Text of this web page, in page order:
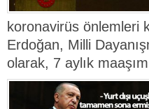
koronavirüs önlemleri
Erdoğan, Milli
olarak, 7 aylık